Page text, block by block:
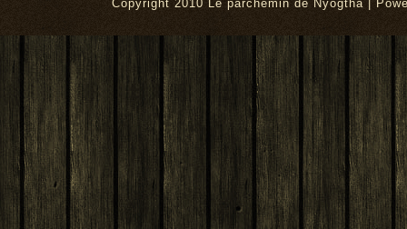
Copyright 2010 Le parchemin de Nyogtha |